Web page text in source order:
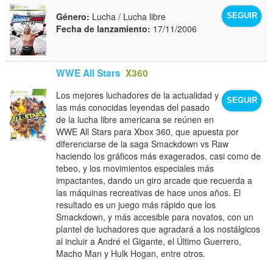
SEGUIR
Género: Lucha / Lucha libre
Fecha de lanzamiento: 17/11/2006
WWE All Stars X360
SEGUIR
Los mejores luchadores de la actualidad y
las más conocidas leyendas del pasado
de la lucha libre americana se reúnen en
WWE All Stars para Xbox 360, que apuesta por
diferenciarse de la saga Smackdown vs Raw
haciendo los gráficos más exagerados, casi como de
tebeo, y los movimientos especiales más
impactantes, dando un giro arcade que recuerda a
las máquinas recreativas de hace unos años. El
resultado es un juego más rápido que los
Smackdown, y más accesible para novatos, con un
plantel de luchadores que agradará a los nostálgicos
al incluir a André el Gigante, el Último Guerrero,
Macho Man y Hulk Hogan, entre otros.